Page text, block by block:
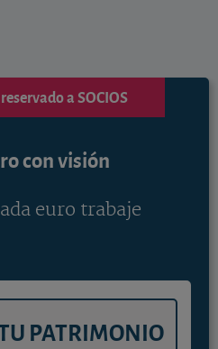
a SOCIOS
con visión
euro trabaje
PATRIMONIO